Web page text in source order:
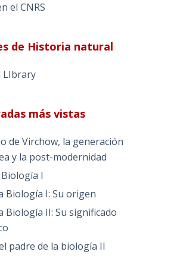
el CNRS
de Historia natural
LIbrary
más vistas
de Virchow, la generación
y la post-modernidad
I
Biología I: Su origen
Biología II: Su significado
padre de la biología II